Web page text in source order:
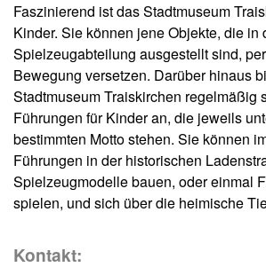
Faszinierend ist das Stadtmuseum
Kinder. Sie können jene Objekte, die in
Spielzeugabteilung ausgestellt sind,
Bewegung versetzen. Darüber hinaus
Stadtmuseum Traiskirchen regelmäßig
Führungen für Kinder an, die jeweils
bestimmten Motto stehen. Sie können
Führungen in der historischen
Spielzeugmodelle bauen, oder einmal
spielen, und sich über die heimische
Kontakt: